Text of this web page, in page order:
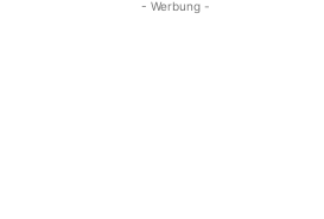
- Werbung -